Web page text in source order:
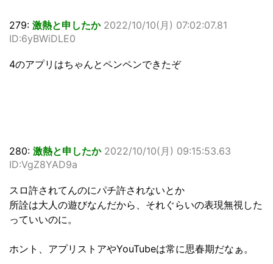
279: 激熱と申したか 2022/10/10(月) 07:02:07.81
ID:6yBWiDLE0
4のアプリはちゃんとペンペンできたぞ
280: 激熱と申したか 2022/10/10(月) 09:15:53.63
ID:VgZ8YAD9a
スロ許されてんのにパチ許されないとか
所詮は大人の遊びなんだから、それぐらいの表現無視した
っていいのに。
ホント、アプリストアやYouTubeは常に思春期だなぁ。